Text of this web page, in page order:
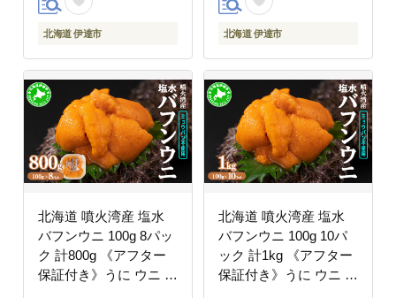
北海道 伊達市 北海道 伊達市
北海道 噴火湾産 塩水
バフンウニ 100g 8パッ
ク 計800g 《アフター
保証付き》うに ウニ 雲
北海道 噴火湾産 塩水
バフンウニ 100g 10パ
ック 計1kg 《アフター
保証付き》うに ウニ 雲